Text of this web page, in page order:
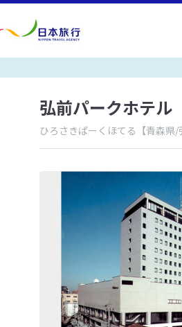
弘前パークホテル
ひろさきぱーくほてる 【青森県